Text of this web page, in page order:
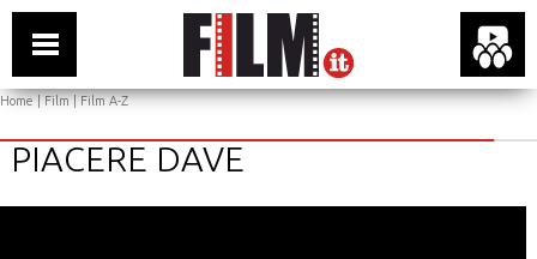
Home|Film|Film A-Z
PIACERE DAVE